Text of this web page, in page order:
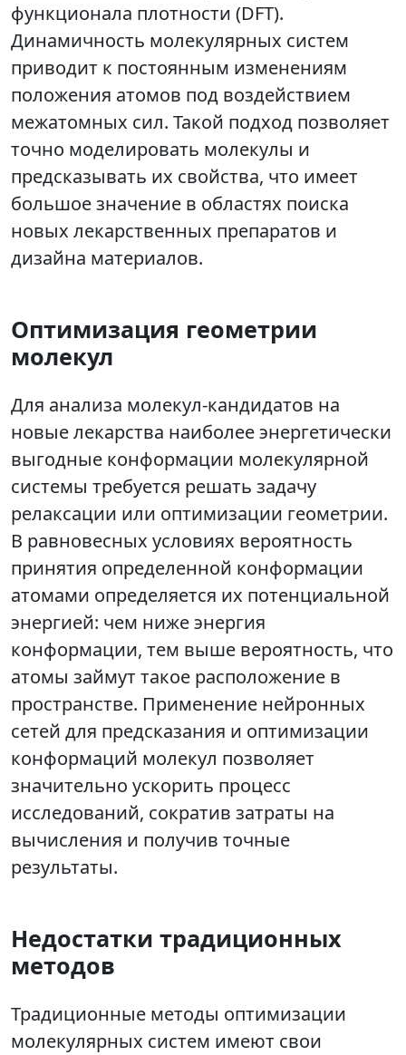
функционала плотности (DFT).
Динамичность молекулярных систем
приводит к постоянным изменениям
положения атомов под воздействием
межатомных сил. Такой подход позволяет
точно моделировать молекулы и
предсказывать их свойства, что имеет
большое значение в областях поиска
новых лекарственных препаратов и
дизайна материалов.
Оптимизация геометрии
молекул
Для анализа молекул-кандидатов на
новые лекарства наиболее энергетически
выгодные конформации молекулярной
системы требуется решать задачу
релаксации или оптимизации геометрии.
В равновесных условиях вероятность
принятия определенной конформации
атомами определяется их потенциальной
энергией: чем ниже энергия
конформации, тем выше вероятность, что
атомы займут такое расположение в
пространстве. Применение нейронных
сетей для предсказания и оптимизации
конформаций молекул позволяет
значительно ускорить процесс
исследований, сократив затраты на
вычисления и получив точные
результаты.
Недостатки традиционных
методов
Традиционные методы оптимизации
молекулярных систем имеют свои